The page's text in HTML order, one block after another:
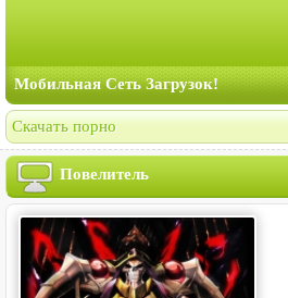
Мобильная Сеть Загрузок!
Скачать порно
Повелитель